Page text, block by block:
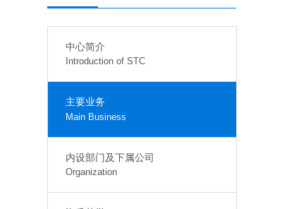
中心简介
Introduction of STC
主要业务
Main Business
内设部门及下属公司
Organization